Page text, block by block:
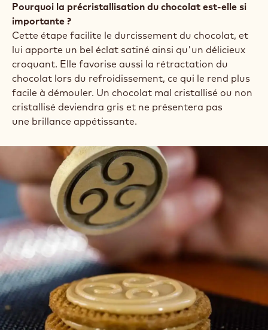
Pourquoi la précristallisation du chocolat est-elle si
importante ?
Cette étape facilite le durcissement du chocolat, et
lui apporte un bel éclat satiné ainsi qu'un délicieux
croquant. Elle favorise aussi la rétractation du
chocolat lors du refroidissement, ce qui le rend plus
facile à démouler. Un chocolat mal cristallisé ou non
cristallisé deviendra gris et ne présentera pas
une brillance appétissante.